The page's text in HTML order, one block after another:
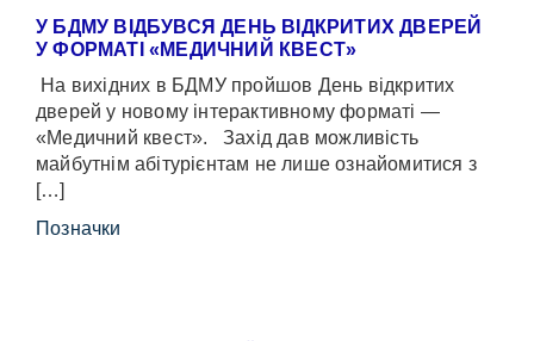
У БДМУ ВІДБУВСЯ ДЕНЬ ВІДКРИТИХ ДВЕРЕЙ
У ФОРМАТІ «МЕДИЧНИЙ КВЕСТ»
На вихідних в БДМУ пройшов День відкритих
дверей у новому інтерактивному форматі —
«Медичний квест». Захід дав можливість
майбутнім абітурієнтам не лише ознайомитися з
[…]
Позначки